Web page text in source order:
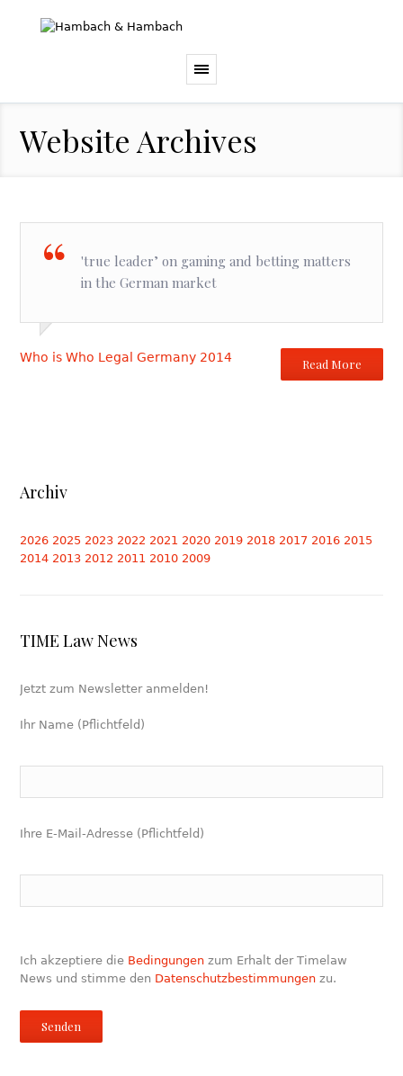
Website Archives
'true leader’ on gaming and betting matters
in the German market
Read More
Who is Who Legal Germany 2014
Archiv
2026 2025 2023 2022 2021 2020 2019 2018 2017 2016 2015
2014 2013 2012 2011 2010 2009
TIME Law News
Jetzt zum Newsletter anmelden!
Ihr Name (Pflichtfeld)
Ihre E-Mail-Adresse (Pflichtfeld)
Ich akzeptiere die Bedingungen zum Erhalt der Timelaw
News und stimme den Datenschutzbestimmungen zu.